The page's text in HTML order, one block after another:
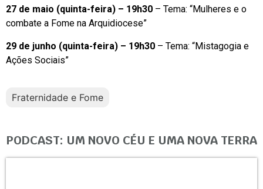
27 de maio (quinta-feira) – 19h30 – Tema: “Mulheres e o
combate a Fome na Arquidiocese”
29 de junho (quinta-feira) – 19h30 – Tema: “Mistagogia e
Ações Sociais”
Fraternidade e Fome
PODCAST: UM NOVO CÉU E UMA NOVA TERRA